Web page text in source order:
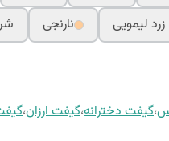
زرد لیمویی نارنجی
،گیفت دخترانه،گیفت ارزان،